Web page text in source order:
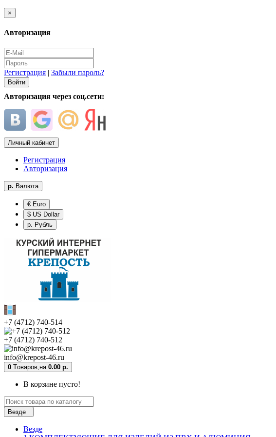
×
Авторизация
Регистрация | Забыли пароль?
Авторизация через соц.сети:
Личный кабинет
Регистрация
Авторизация
р. Валюта
€ Euro
$ US Dollar
р. Рубль
+7 (4712) 740-514
+7 (4712) 740-512
info@krepost-46.ru
0 Tоваров, на 0.00 р.
В корзине пусто!
Везде
Везде